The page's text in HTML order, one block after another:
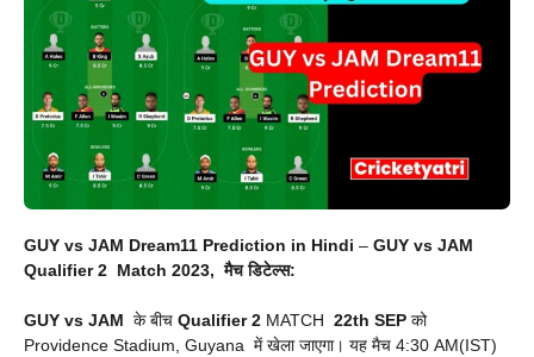
GUY vs JAM Dream11 Prediction in Hindi – GUY vs JAM
Qualifier 2 Match 2023, मैच डिटेल्स:
GUY vs JAM के बीच Qualifier 2 MATCH 22th SEP को
Providence Stadium, Guyana में खेला जाएगा। यह मैच 4:30 AM(IST)